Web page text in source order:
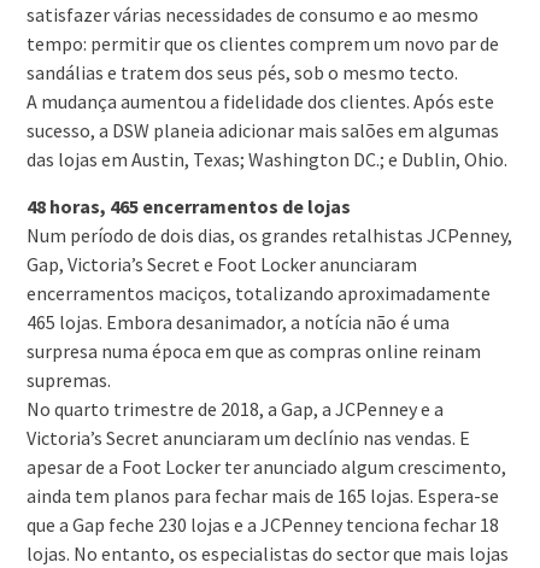
satisfazer várias necessidades de consumo e ao mesmo
tempo: permitir que os clientes comprem um novo par de
sandálias e tratem dos seus pés, sob o mesmo tecto.
A mudança aumentou a fidelidade dos clientes. Após este
sucesso, a DSW planeia adicionar mais salões em algumas
das lojas em Austin, Texas; Washington DC.; e Dublin, Ohio.
48 horas, 465 encerramentos de lojas
Num período de dois dias, os grandes retalhistas JCPenney,
Gap, Victoria’s Secret e Foot Locker anunciaram
encerramentos maciços, totalizando aproximadamente
465 lojas. Embora desanimador, a notícia não é uma
surpresa numa época em que as compras online reinam
supremas.
No quarto trimestre de 2018, a Gap, a JCPenney e a
Victoria’s Secret anunciaram um declínio nas vendas. E
apesar de a Foot Locker ter anunciado algum crescimento,
ainda tem planos para fechar mais de 165 lojas. Espera-se
que a Gap feche 230 lojas e a JCPenney tenciona fechar 18
lojas. No entanto, os especialistas do sector que mais lojas